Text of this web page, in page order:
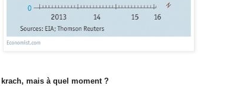
mais à quel moment ?